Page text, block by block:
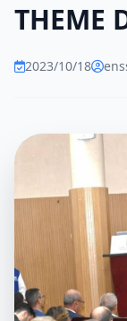
THEME
2023/10/18